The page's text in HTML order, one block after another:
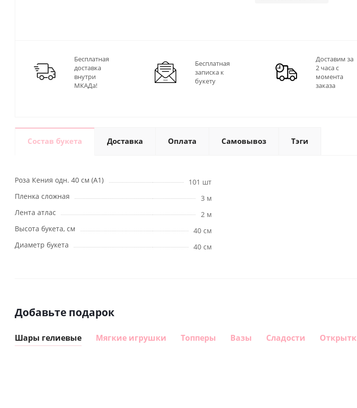
Бесплатная
доставка
внутри
МКАДа!
Бесплатная
записка к
букету
Доставим за
2 часа с
момента
заказа
Состав букета Доставка Оплата Самовывоз Тэги
Роза Кения одн. 40 см (А1)
101 шт
Пленка сложная
3 м
Лента атлас
2 м
Высота букета, см
40 см
Диаметр букета
40 см
Добавьте подарок
Шары гелиевые Мягкие игрушки Топперы Вазы Сладости